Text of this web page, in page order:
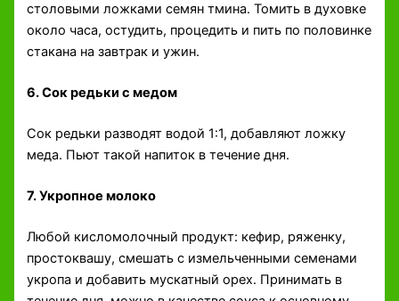
столовыми ложками семян тмина. Томить в духовке
около часа, остудить, процедить и пить по половинке
стакана на завтрак и ужин.
6. Сок редьки с медом
Сок редьки разводят водой 1:1, добавляют ложку
меда. Пьют такой напиток в течение дня.
7. Укропное молоко
Любой кисломолочный продукт: кефир, ряженку,
простоквашу, смешать с измельченными семенами
укропа и добавить мускатный орех. Принимать в